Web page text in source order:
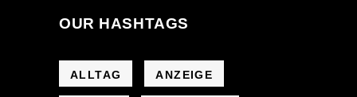
OUR HASHTAGS
ALLTAG ANZEIGE